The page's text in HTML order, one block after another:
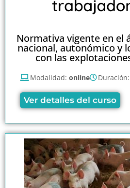
Normativa vigente en el
nacional, autonómico y
con las
Modalidad: online Duración:
Ver detalles del curso